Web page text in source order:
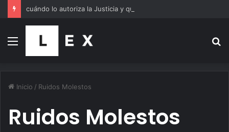
cuándo lo autoriza la Justicia y qué exige la ley
Menú
Inicio / Ruidos Molestos
Ruidos Molestos